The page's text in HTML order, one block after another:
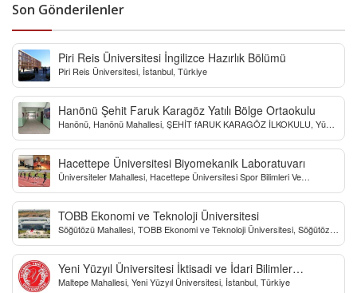
Son Gönderilenler
Piri Reis Üniversitesi İngilizce Hazırlık Bölümü
Piri Reis Üniversitesi, İstanbul, Türkiye
Hanönü Şehit Faruk Karagöz Yatılı Bölge Ortaokulu
Hanönü, Hanönü Mahallesi, ŞEHİT fARUK KARAGÖZ İLKOKULU, Yücel
Hacettepe Üniversitesi Biyomekanik Laboratuvarı
Üniversiteler Mahallesi, Hacettepe Üniversitesi Spor Bilimleri Ve
TOBB Ekonomi ve Teknoloji Üniversitesi
Söğütözü Mahallesi, TOBB Ekonomi ve Teknoloji Üniversitesi, Söğütözü
Yeni Yüzyıl Üniversitesi İktisadi ve İdari Bilimler
Fakültesi
Maltepe Mahallesi, Yeni Yüzyıl Üniversitesi, İstanbul, Türkiye